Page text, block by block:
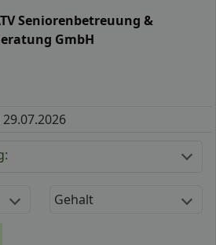
Seniorenbetreuung &
GmbH
Gehalt